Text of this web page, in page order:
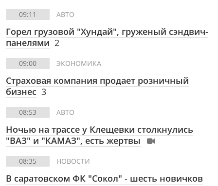
09:11 АВТО
Горел грузовой "Хундай", груженый сэндвич-
панелями 2
09:00 ЭКОНОМИКА
Страховая компания продает розничный
бизнес 3
08:53 АВТО
Ночью на трассе у Клещевки столкнулись
"ВАЗ" и "КАМАЗ", есть жертвы
08:35 НОВОСТИ
В саратовском ФК "Сокол" - шесть новичков